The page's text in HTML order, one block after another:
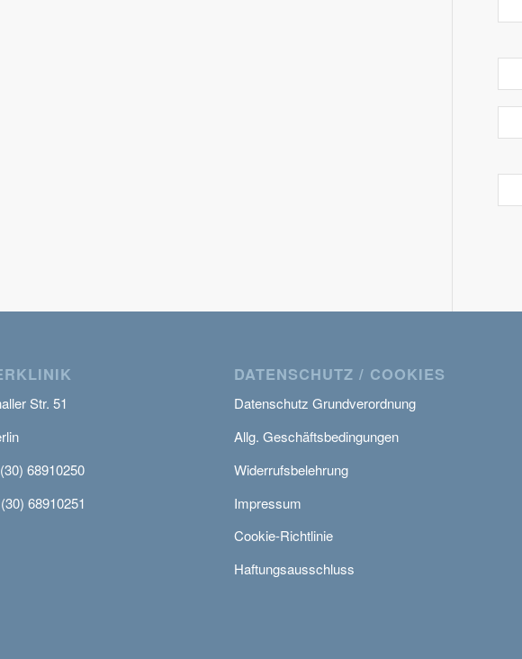
Str. 51
68910250
68910251
DATENSCHUTZ / COOKIES
Datenschutz Grundverordnung
Allg. Geschäftsbedingungen
Widerrufsbelehrung
Impressum
Cookie-Richtlinie
Haftungsausschluss